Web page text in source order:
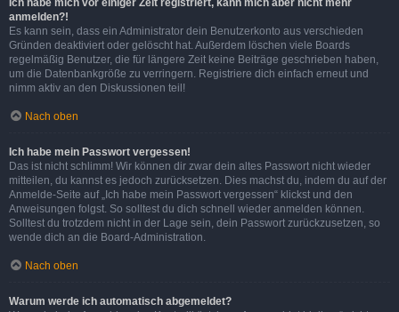
Ich habe mich vor einiger Zeit registriert, kann mich aber nicht mehr
anmelden?!
Es kann sein, dass ein Administrator dein Benutzerkonto aus verschieden
Gründen deaktiviert oder gelöscht hat. Außerdem löschen viele Boards
regelmäßig Benutzer, die für längere Zeit keine Beiträge geschrieben haben,
um die Datenbankgröße zu verringern. Registriere dich einfach erneut und
nimm aktiv an den Diskussionen teil!
Nach oben
Ich habe mein Passwort vergessen!
Das ist nicht schlimm! Wir können dir zwar dein altes Passwort nicht wieder
mitteilen, du kannst es jedoch zurücksetzen. Dies machst du, indem du auf der
Anmelde-Seite auf „Ich habe mein Passwort vergessen“ klickst und den
Anweisungen folgst. So solltest du dich schnell wieder anmelden können.
Solltest du trotzdem nicht in der Lage sein, dein Passwort zurückzusetzen, so
wende dich an die Board-Administration.
Nach oben
Warum werde ich automatisch abgemeldet?